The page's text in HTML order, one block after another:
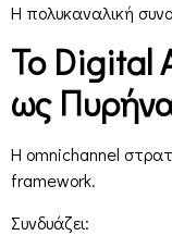
Η πολυκαναλική
Το Digital
ως
Η omnichannel
framework.
Συνδυάζει: